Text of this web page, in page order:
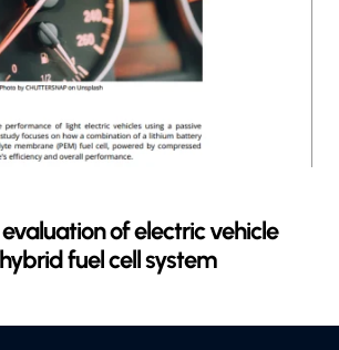
of electric vehicle
fuel cell system